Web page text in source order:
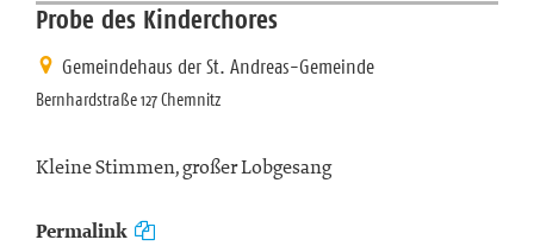
Probe des Kinderchores
Gemeindehaus der St. Andreas-Gemeinde
Bernhardstraße 127 Chemnitz
Kleine Stimmen, großer Lobgesang
Permalink